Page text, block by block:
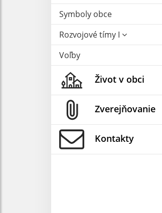
Symboly obce
Rozvojové tímy I
Voľby
Život v obci
Zverejňovanie
Kontakty